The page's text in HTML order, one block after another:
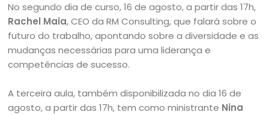
No segundo dia de curso, 16 de agosto, a partir das 17h,
Rachel Maia, CEO da RM Consulting, que falará sobre o
futuro do trabalho, apontando sobre a diversidade e as
mudanças necessárias para uma liderança e
competências de sucesso.
A terceira aula, também disponibilizada no dia 16 de
agosto, a partir das 17h, tem como ministrante Nina